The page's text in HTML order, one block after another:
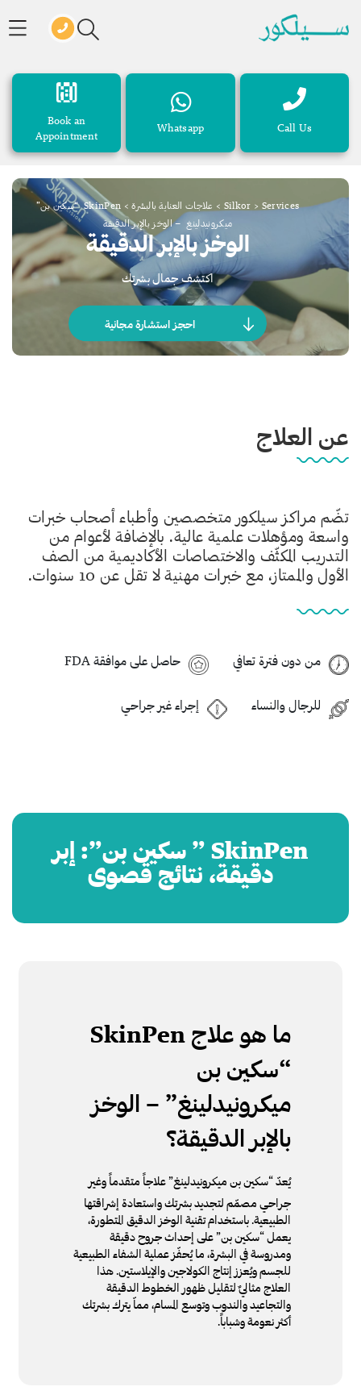
Call Us
Whatsapp
Book an
Appointment
Silkor > Services
> علاجات العناية بالبشرة>
SkinPen “سكين بن”
ميكرونيدلينغ – الوخز بالإبر الدقيقة
الوخز بالإبر الدقيقة
اكتشف جمال بشرتك
احجز استشارة مجانية
عن العلاج
تضّم مراكز سيلكور متخصصين وأطباء أصحاب خبرات
واسعة ومؤهلات علمية عالية. بالإضافة لأعوام من
التدريب المكثّف والاختصاصات الأكاديمية من الصف
الأول والممتاز، مع خبرات مهنية لا تقل عن 10 سنوات.
من دون فترة تعافي حاصل على موافقة FDA
للرجال والنساء إجراء غير جراحي
SkinPen ” سكين بن”: إبر
دقيقة، نتائج قصوى
ما هو علاج SkinPen
“سكين بن
ميكرونيدلينغ” – الوخز
بالإبر الدقيقة؟
يُعدّ “سكين بن ميكرونيدلينغ” علاجاً متقدماً وغير
جراحي مصمّم لتجديد بشرتك واستعادة إشراقتها
الطبيعية. باستخدام تقنية الوخز الدقيق المتطورة،
يعمل “سكين بن” على إحداث جروح دقيقة
ومدروسة في البشرة، ما يُحفّز عملية الشفاء الطبيعية
للجسم ويُعزز إنتاج الكولاجين والإيلاستين. هذا
العلاج مثاليٌ لتقليل ظهور الخطوط الدقيقة
والتجاعيد والندوب وتوسع المسام، مماّ يترك بشرتك
أكثر نعومة وشباباً.